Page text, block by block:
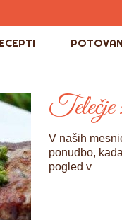
Telečje
V naših
ponudbo,
pogled v